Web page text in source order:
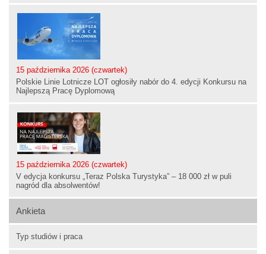
15 października 2026 (czwartek)
Polskie Linie Lotnicze LOT ogłosiły nabór do 4. edycji Konkursu na
Najlepszą Pracę Dyplomową
15 października 2026 (czwartek)
V edycja konkursu „Teraz Polska Turystyka” – 18 000 zł w puli
nagród dla absolwentów!
Ankieta
Typ studiów i praca